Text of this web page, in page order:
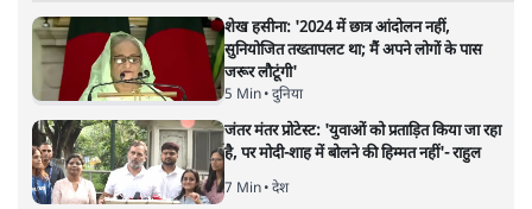
शेख हसीना: '2024 में छात्र आंदोलन नहीं,
सुनियोजित तख्तापलट था; मैं अपने लोगों के पास
जरूर लौटूंगी'
5 Min• दुनिया
जंतर मंतर प्रोटेस्ट: 'युवाओं को प्रताड़ित किया जा रहा
है, पर मोदी-शाह में बोलने की हिम्मत नहीं'- राहुल
7 Min• देश